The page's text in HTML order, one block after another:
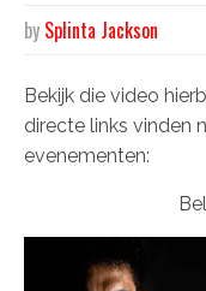
by Splinta Jackson
Bekijk die video
directe links vinden
evenementen: